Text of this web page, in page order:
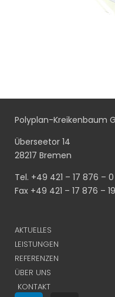
Polyplan-Kreikenbaum
Überseetor 14
28217 Bremen
Tel. +49 421 – 17 876 – 0
Fax +49 421 – 17 876 – 19
AKTUELLES
LEISTUNGEN
REFERENZEN
ÜBER UNS
KONTAKT